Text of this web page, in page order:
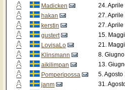
Madicken
24.
hakan
27.
kerstin
27.
gustert
15.
LovisaLo
21.
Klinsmann
8.
aikilimpan
13.
Pomperipossa
5.
janm
31.